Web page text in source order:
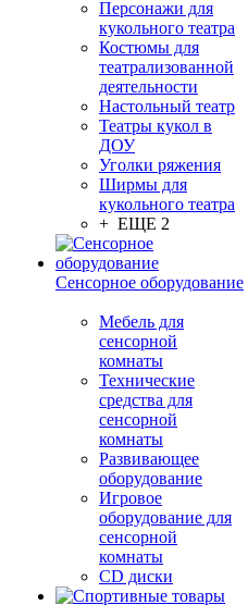
Персонажи для
кукольного театра
Костюмы для
театрализованной
деятельности
Настольный театр
Театры кукол в
ДОУ
Уголки ряжения
Ширмы для
кукольного театра
+ ЕЩЕ 2
Сенсорное оборудование
Мебель для
сенсорной
комнаты
Технические
средства для
сенсорной
комнаты
Развивающее
оборудование
Игровое
оборудование для
сенсорной
комнаты
CD диски